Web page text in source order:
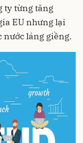
ty từng tăng
EU nhưng lại
nước láng giềng.